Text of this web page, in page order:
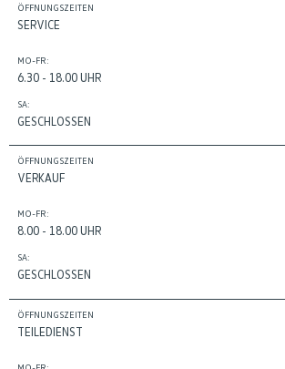
ÖFFNUNGSZEITEN
SERVICE
MO-FR:
6.30 - 18.00 UHR
SA:
GESCHLOSSEN
ÖFFNUNGSZEITEN
VERKAUF
MO-FR:
8.00 - 18.00 UHR
SA:
GESCHLOSSEN
ÖFFNUNGSZEITEN
TEILEDIENST
MO-FR: